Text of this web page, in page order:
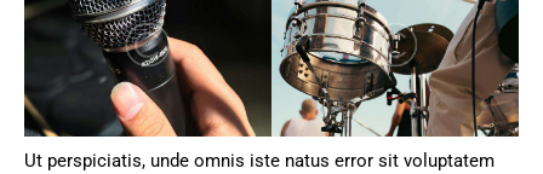
Ut perspiciatis, unde omnis iste natus error sit voluptatem